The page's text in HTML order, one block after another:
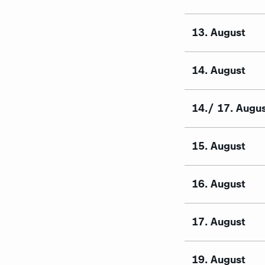
13. August
14. August
14./ 17.
15. August
16. August
17. August
19. August